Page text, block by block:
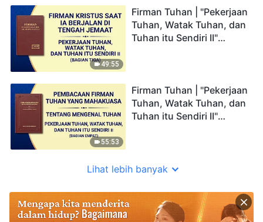
49:55
Firman Tuhan | "Pekerjaan
Tuhan, Watak Tuhan, dan
Tuhan itu Sendiri II"
55:53
Firman Tuhan | "Pekerjaan
Tuhan, Watak Tuhan, dan
Tuhan itu Sendiri II"
Lihat lebih banyak